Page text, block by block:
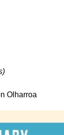
Olharroa